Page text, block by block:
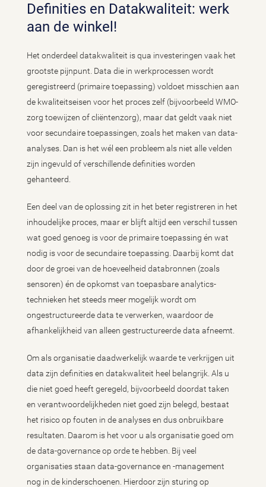
Definities en Datakwaliteit: werk
aan de winkel!
Het onderdeel datakwaliteit is qua investeringen vaak het
grootste pijnpunt. Data die in werkprocessen wordt
geregistreerd (primaire toepassing) voldoet misschien aan
de kwaliteitseisen voor het proces zelf (bijvoorbeeld WMO-
zorg toewijzen of cliëntenzorg), maar dat geldt vaak niet
voor secundaire toepassingen, zoals het maken van data-
analyses. Dan is het wél een probleem als niet alle velden
zijn ingevuld of verschillende definities worden
gehanteerd.
Een deel van de oplossing zit in het beter registreren in het
inhoudelijke proces, maar er blijft altijd een verschil tussen
wat goed genoeg is voor de primaire toepassing én wat
nodig is voor de secundaire toepassing. Daarbij komt dat
door de groei van de hoeveelheid databronnen (zoals
sensoren) én de opkomst van toepasbare analytics-
technieken het steeds meer mogelijk wordt om
ongestructureerde data te verwerken, waardoor de
afhankelijkheid van alleen gestructureerde data afneemt.
Om als organisatie daadwerkelijk waarde te verkrijgen uit
data zijn definities en datakwaliteit heel belangrijk. Als u
die niet goed heeft geregeld, bijvoorbeeld doordat taken
en verantwoordelijkheden niet goed zijn belegd, bestaat
het risico op fouten in de analyses en dus onbruikbare
resultaten. Daarom is het voor u als organisatie goed om
de data-governance op orde te hebben. Bij veel
organisaties staan data-governance en -management
nog in de kinderschoenen. Hierdoor zijn sturing op